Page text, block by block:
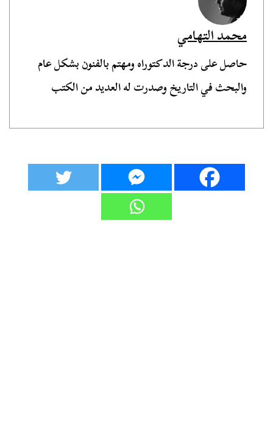
محمد التهامي
حاصل على درجة الدكتوراه ومهتم بالفنون بشكل عام
والبحث في التاريخ وصدرت له العديد من الكتب